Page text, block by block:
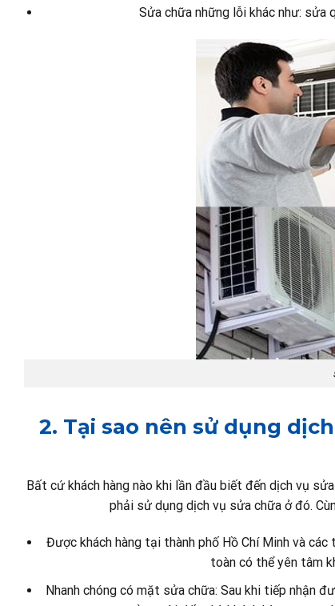
Sửa chữa những lỗi khác như: sửa
2. Tại sao nên sử dụng
Bất cứ khách hàng nào khi lần đầu biết đến dịch vụ
phải sử dụng dịch vụ sửa chữa ở đó.
Được khách hàng tại thành phố Hồ Chí Minh và
toàn có thể yên tâm
Nhanh chóng có mặt sửa chữa: Sau khi tiếp nhận